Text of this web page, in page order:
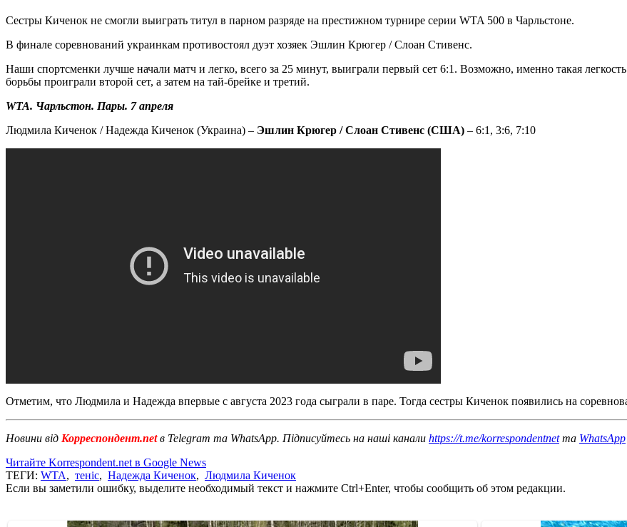
Сестры Киченок не смогли выиграть титул в парном разряде на престижном турнире серии WTA 500 в Чарльстоне.
В финале соревнований украинкам противостоял дуэт хозяек Эшлин Крюгер / Слоан Стивенс.
Наши спортсменки лучше начали матч и легко, всего за 25 минут, выиграли первый сет 6:1. Возможно, именно такая
борьбы проиграли второй сет, а затем на тай-брейке и третий.
WTA. Чарльстон. Пары. 7 апреля
Людмила Киченок / Надежда Киченок (Украина) – Эшлин Крюгер / Слоан Стивенс (США) – 6:1, 3:6, 7:10
Отметим, что Людмила и Надежда впервые с августа 2023 года сыграли в паре. Тогда сестры Киченок появились на
Новини від Корреспондент.netв Telegram та WhatsApp. Підписуйтесь на наші канали https://t.me/korrespondentnetта WhatsApp
Читайте Korrespondent.net в Google News
ТЕГИ: WTA, теніс, Надежда Киченок, Людмила Киченок
Если вы заметили ошибку, выделите необходимый текст и нажмите Ctrl+Enter, чтобы сообщить об этом редакции.